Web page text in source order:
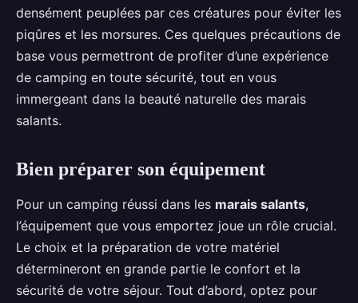
densément peuplées par ces créatures pour éviter les
piqûres et les morsures. Ces quelques précautions de
base vous permettront de profiter d’une expérience
de camping en toute sécurité, tout en vous
immergeant dans la beauté naturelle des marais
salants.
Bien préparer son équipement
Pour un camping réussi dans les marais salants,
l’équipement que vous emportez joue un rôle crucial.
Le choix et la préparation de votre matériel
détermineront en grande partie le confort et la
sécurité de votre séjour. Tout d’abord, optez pour